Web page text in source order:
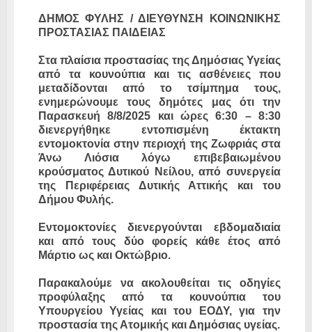
ΔΗΜΟΣ ΦΥΛΗΣ / ΔΙΕΥΘΥΝΣΗ ΚΟΙΝΩΝΙΚΗΣ
ΠΡΟΣΤΑΣΙΑΣ ΠΑΙΔΕΙΑΣ
Στα πλαίσια προστασίας της Δημόσιας Υγείας
από τα κουνούπια και τις ασθένειες που
μεταδίδονται από το τσίμπημα τους,
ενημερώνουμε τους δημότες μας ότι την
Παρασκευή 8/8/2025 και ώρες 6:30 – 8:30
διενεργήθηκε εντοπισμένη έκτακτη
εντομοκτονία στην περιοχή της Ζωφριάς στα
Άνω Λιόσια λόγω επιβεβαιωμένου
κρούσματος Δυτικού Νείλου, από συνεργεία
της Περιφέρειας Δυτικής Αττικής και του
Δήμου Φυλής.
Εντομοκτονίες διενεργούνται εβδομαδιαία
και από τους δύο φορείς κάθε έτος από
Μάρτιο ως και Οκτώβριο.
Παρακαλούμε να ακολουθείται τις οδηγίες
προφύλαξης από τα κουνούπια του
Υπουργείου Υγείας και του ΕΟΔΥ, για την
προστασία της Ατομικής και Δημόσιας υγείας.